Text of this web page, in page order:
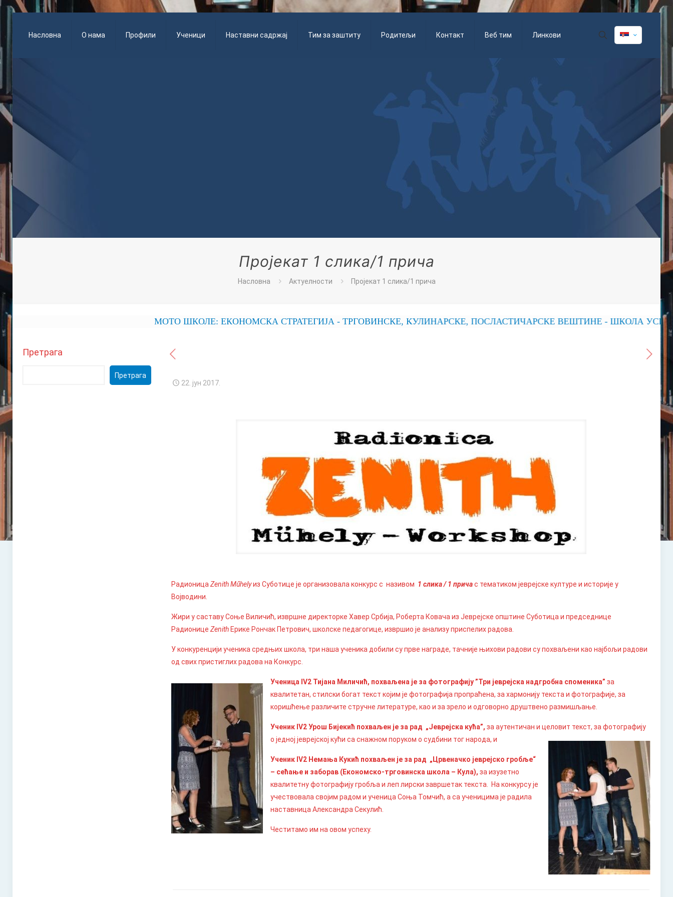
Насловна О нама Профили Ученици Наставни садржај Тим за заштиту Родитељи Контакт Веб тим Линкови
Пројекат 1 слика/1 прича
Насловна Актуелности Пројекат 1 слика/1 прича
МОТО ШКОЛЕ: ЕКОНОМСКА СТРАТЕГИЈА - ТРГОВИНСКЕ, КУЛИНАРСКЕ, ПОСЛАСТИЧАРСКЕ ВЕШТИНЕ - ШКОЛА УСПЕХА
22. јун 2017.
РадионицаZenith Műhelyиз Суботице је организовала конкурс с називом 1 слика / 1 причас тематиком јеврејске културе и историје у
Војводини.
Жири у саставу Соње Виличић, извршне директорке Хавер Србија, Роберта Ковача из Јеврејске општине Суботица и председнице
РадионицеZenith Ерике Рончак Петрович, школске педагогице, извршио је анализу приспелих радова.
У конкуренцији ученика средњих школа, три наша ученика добили су прве награде, тачније њихови радови су похваљени као најбољи радови
од свих пристиглих радова на Конкурс.
Ученица IV2 Тијана Миличић, похваљена је за фотографију ”Три јеврејска надгробна споменика”за
квалитетан, стилски богат текст којим је фотографија пропраћена, за хармонију текста и фотографије, за
коришћење различите стручне литературе, као и за зрело и одговорно друштвено размишљање.
Ученик IV2Урош Бијекић похваљен је за рад „Јеврејска кућа”, за аутентичан и целовит текст, за фотографију
о једној јеврејској кући са снажном поруком о судбини тог народа, и
Ученик IV2 Немања Кукић похваљен је за рад „ Црвеначко јеврејско гробље“
– сећање и заборав (Економско-трговинска школа – Кула),за изузетно
квалитетну фотографију гробља и леп лирски завршетак текста. На конкурсу је
учествовала својим радом и ученица Соња Томчић, а са ученицима је радила
наставница Александра Секулић.
Честитамо им на овом успеху.
Претрага
Претрага